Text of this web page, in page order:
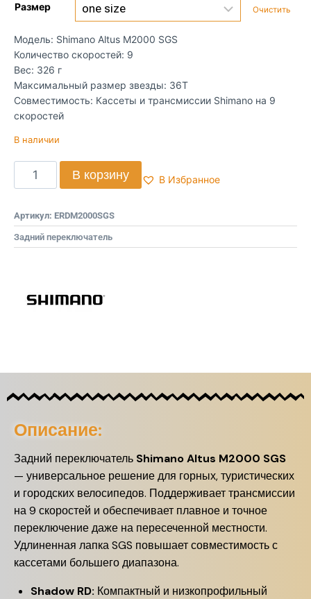
Размер Очистить
Модель: Shimano Altus M2000 SGS
Количество скоростей: 9
Вес: 326 г
Максимальный размер звезды: 36T
Совместимость: Кассеты и трансмиссии Shimano на 9
скоростей
В наличии
В корзину В Избранное
Артикул: ERDM2000SGS
Задний переключатель
Описание:
Задний переключатель Shimano Altus M2000 SGS
— универсальное решение для горных, туристических
и городских велосипедов. Поддерживает трансмиссии
на 9 скоростей и обеспечивает плавное и точное
переключение даже на пересеченной местности.
Удлиненная лапка SGS повышает совместимость с
кассетами большего диапазона.
Shadow RD: Компактный и низкопрофильный